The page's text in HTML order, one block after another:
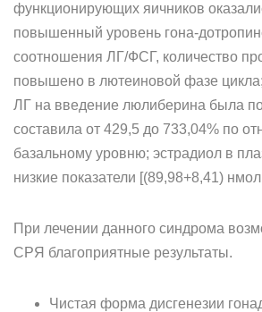
функционирую­щих яичников
повышенный уровень гона-
соотношения ЛГ/ФСГ, количество
повышено в лютеиновой фазе
ЛГ на введение люлиберина была
составила от 429,5 до 733,04% по
базальному уровню; эстрадиол в
низкие показатели [(89,98+8,41)
При лечении данного синдрома
СРЯ бла­гоприятные результаты.
Чистая форма дисгенезии